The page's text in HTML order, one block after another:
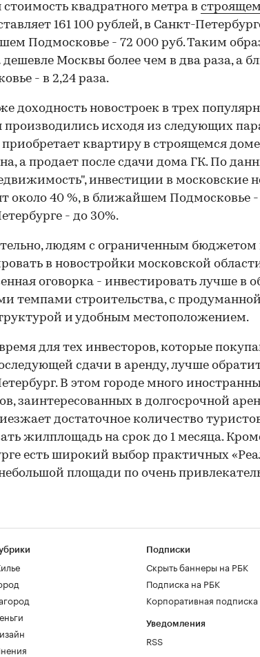
стоимость квадратного метра в
161 100 рублей, в Санкт-
Подмосковье - 72 000 руб. Таким
дешевле Москвы более чем в два раза, а
- в 2,24 раза.
доходность новостроек в трех
производились исходя из следующих
приобретает квартиру в строящемся
а продает после сдачи дома ГК. По
инвестиции в московские
около 40 %, в ближайшем Подмосковье -
- до 30%.
людям с ограниченным бюджетом
в новостройки московской
оговорка - инвестировать лучше в
темпами строительства, с продуманной
и удобным местоположением.
для тех инвесторов, которые
сдачи в аренду, лучше
В этом городе много
заинтересованных в долгосрочной
достаточное количество
жилплощадь на срок до 1 месяца.
есть широкий выбор практичных
площади по очень
Подписки
Скрыть баннеры на РБК
Подписка на РБК
Корпоративная подписка
Уведомления
RSS